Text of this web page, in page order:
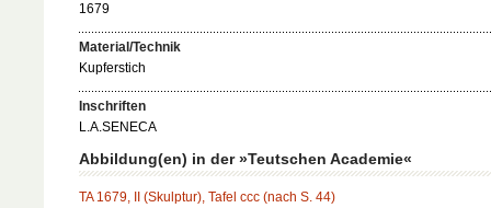
1679
Material/Technik
Kupferstich
Inschriften
L.A.SENECA
Abbildung(en) in der »Teutschen Academie«
TA 1679, II (Skulptur), Tafel ccc (nach S. 44)